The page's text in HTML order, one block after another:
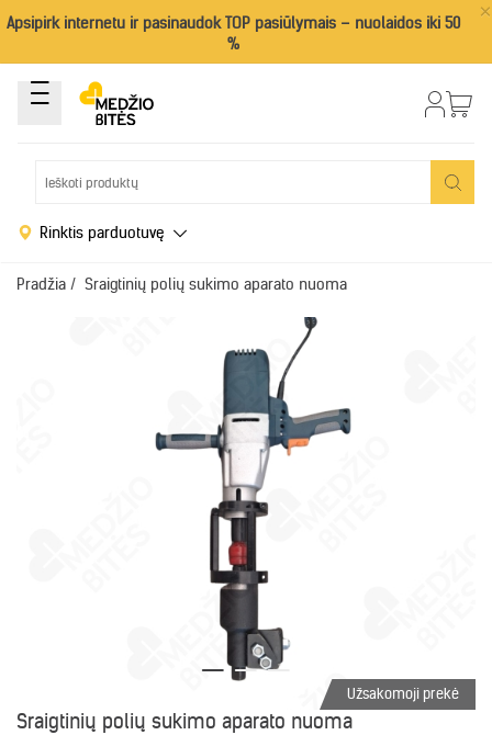
×
Apsipirk internetu ir pasinaudok TOP pasiūlymais – nuolaidos iki 50
%
Rinktis parduotuvę
Pradžia / Sraigtinių polių sukimo aparato nuoma
Užsakomoji prekė
Sraigtinių polių sukimo aparato nuoma